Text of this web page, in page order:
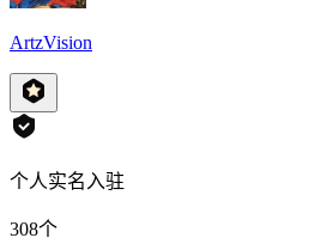
ArtzVision
个人实名入驻
308个